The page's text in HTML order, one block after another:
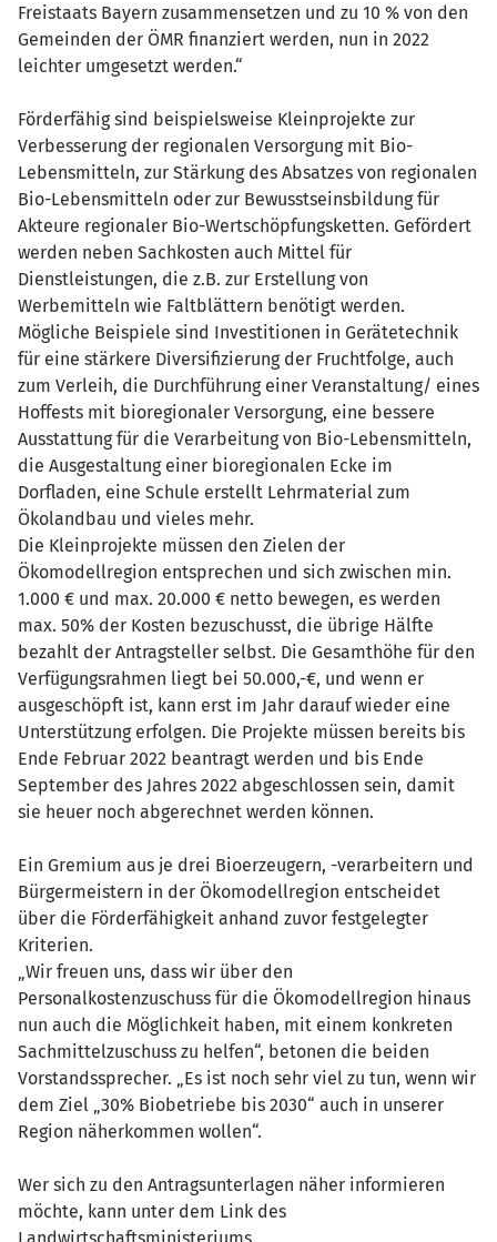
Freistaats Bayern zusammensetzen und zu 10 % von den
Gemeinden der ÖMR finanziert werden, nun in 2022
leichter umgesetzt werden.“
Förderfähig sind beispielsweise Kleinprojekte zur
Verbesserung der regionalen Versorgung mit Bio-
Lebensmitteln, zur Stärkung des Absatzes von regionalen
Bio-Lebensmitteln oder zur Bewusstseinsbildung für
Akteure regionaler Bio-Wertschöpfungsketten. Gefördert
werden neben Sachkosten auch Mittel für
Dienstleistungen, die z.B. zur Erstellung von
Werbemitteln wie Faltblättern benötigt werden.
Mögliche Beispiele sind Investitionen in Gerätetechnik
für eine stärkere Diversifizierung der Fruchtfolge, auch
zum Verleih, die Durchführung einer Veranstaltung/ eines
Hoffests mit bioregionaler Versorgung, eine bessere
Ausstattung für die Verarbeitung von Bio-Lebensmitteln,
die Ausgestaltung einer bioregionalen Ecke im
Dorfladen, eine Schule erstellt Lehrmaterial zum
Ökolandbau und vieles mehr.
Die Kleinprojekte müssen den Zielen der
Ökomodellregion entsprechen und sich zwischen min.
1.000 € und max. 20.000 € netto bewegen, es werden
max. 50% der Kosten bezuschusst, die übrige Hälfte
bezahlt der Antragsteller selbst. Die Gesamthöhe für den
Verfügungsrahmen liegt bei 50.000,-€, und wenn er
ausgeschöpft ist, kann erst im Jahr darauf wieder eine
Unterstützung erfolgen. Die Projekte müssen bereits bis
Ende Februar 2022 beantragt werden und bis Ende
September des Jahres 2022 abgeschlossen sein, damit
sie heuer noch abgerechnet werden können.
Ein Gremium aus je drei Bioerzeugern, -verarbeitern und
Bürgermeistern in der Ökomodellregion entscheidet
über die Förderfähigkeit anhand zuvor festgelegter
Kriterien.
„Wir freuen uns, dass wir über den
Personalkostenzuschuss für die Ökomodellregion hinaus
nun auch die Möglichkeit haben, mit einem konkreten
Sachmittelzuschuss zu helfen“, betonen die beiden
Vorstandssprecher. „Es ist noch sehr viel zu tun, wenn wir
dem Ziel „30% Biobetriebe bis 2030“ auch in unserer
Region näherkommen wollen“.
Wer sich zu den Antragsunterlagen näher informieren
möchte, kann unter dem Link des
Landwirtschaftsministeriums